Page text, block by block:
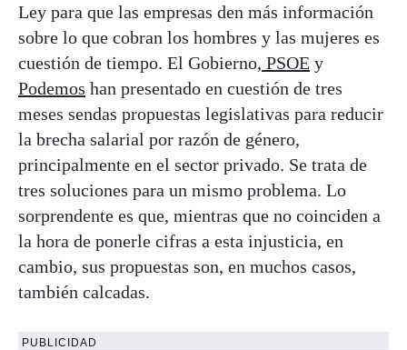
Ley para que las empresas den más información
sobre lo que cobran los hombres y las mujeres es
cuestión de tiempo. El Gobierno, PSOE y
Podemos han presentado en cuestión de tres
meses sendas propuestas legislativas para reducir
la brecha salarial por razón de género,
principalmente en el sector privado. Se trata de
tres soluciones para un mismo problema. Lo
sorprendente es que, mientras que no coinciden a
la hora de ponerle cifras a esta injusticia, en
cambio, sus propuestas son, en muchos casos,
también calcadas.
PUBLICIDAD